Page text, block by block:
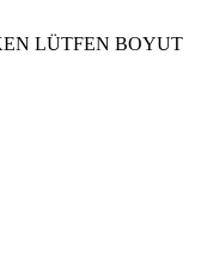
LÜTFEN BOYUT